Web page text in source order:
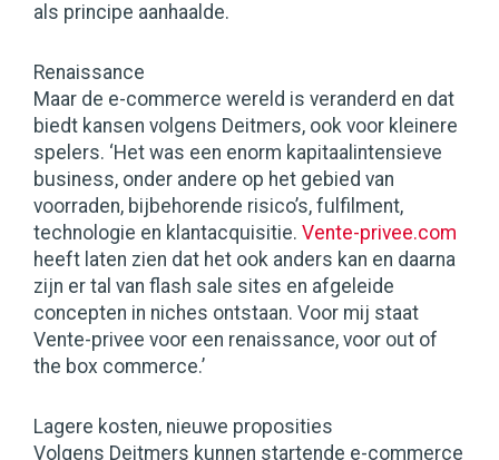
als principe aanhaalde.
Renaissance
Maar de e-commerce wereld is veranderd en dat
biedt kansen volgens Deitmers, ook voor kleinere
spelers. ‘Het was een enorm kapitaalintensieve
business, onder andere op het gebied van
voorraden, bijbehorende risico’s, fulfilment,
technologie en klantacquisitie. Vente-privee.com
heeft laten zien dat het ook anders kan en daarna
zijn er tal van flash sale sites en afgeleide
concepten in niches ontstaan. Voor mij staat
Vente-privee voor een renaissance, voor out of
the box commerce.’
Lagere kosten, nieuwe proposities
Volgens Deitmers kunnen startende e-commerce